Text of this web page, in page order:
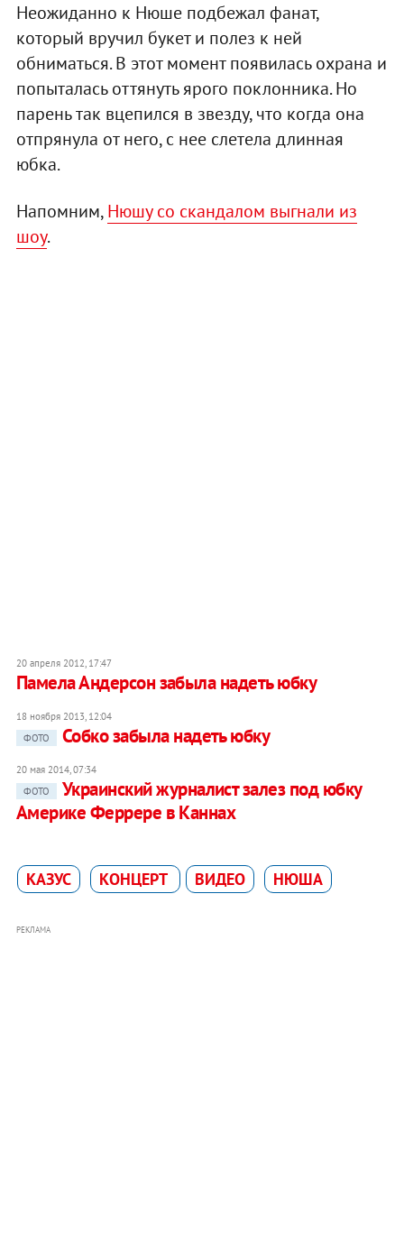
Неожиданно к Нюше подбежал фанат,
который вручил букет и полез к ней
обниматься. В этот момент появилась охрана и
попыталась оттянуть ярого поклонника. Но
парень так вцепился в звезду, что когда она
отпрянула от него, с нее слетела длинная
юбка.
Напомним,Нюшу со скандалом выгнали из
шоу.
20 апреля 2012, 17:47
Памела Андерсон забыла надеть юбку
18 ноября 2013, 12:04
ФОТО
Собко забыла надеть юбку
20 мая 2014, 07:34
ФОТО
Украинский журналист залез под юбку
Америке Феррере в Каннах
КАЗУС КОНЦЕРТ ВИДЕО НЮША
РЕКЛАМА